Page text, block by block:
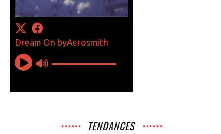
TENDANCES